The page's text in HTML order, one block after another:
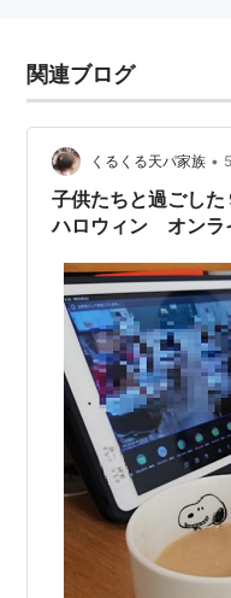
関連ブログ
くるくる天パ家族 •
子供たちと過ごし
ハロウィン オンラ